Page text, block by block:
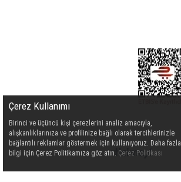
Çerez Kullanımı
Birinci ve üçüncü kişi çerezlerini analiz amacıyla,
alışkanlıklarınıza ve profilinize bağlı olarak tercihlerinizle
bağlantılı reklamlar göstermek için kullanıyoruz. Daha fazla
bilgi için Çerez Politikamıza göz atın. Çerez Politikası